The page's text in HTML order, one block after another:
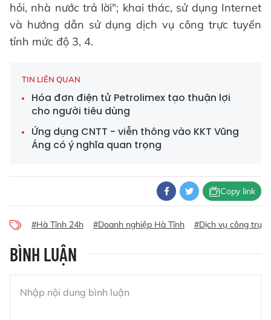
hỏi, nhà nước trả lời"; khai thác, sử dụng Internet
và hướng dẫn sử dụng dịch vụ công trực tuyến
tỉnh mức độ 3, 4.
TIN LIÊN QUAN
Hóa đơn điện tử Petrolimex tạo thuận lợi
cho người tiêu dùng
Ứng dụng CNTT - viễn thông vào KKT Vũng
Áng có ý nghĩa quan trọng
Copy link
#Hà Tĩnh 24h #Doanh nghiệp Hà Tĩnh #Dịch vụ công trực
BÌNH LUẬN